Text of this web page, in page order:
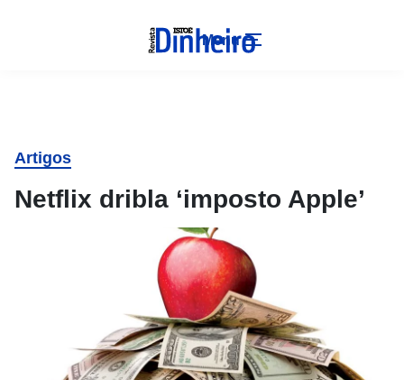
Menu
Artigos
Netflix dribla ‘imposto Apple’